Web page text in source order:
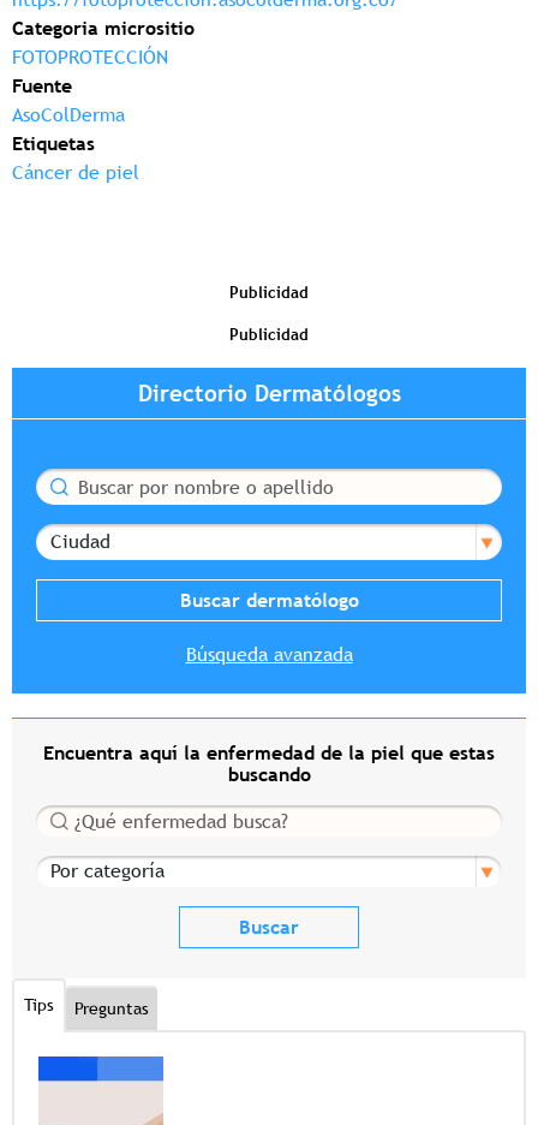
Categoria micrositio
FOTOPROTECCIÓN
Fuente
AsoColDerma
Etiquetas
Cáncer de piel
Publicidad
Publicidad
Directorio Dermatólogos
Buscar
Ciudad
Búsqueda avanzada
Encuentra aquí la enfermedad de la piel que estas
buscando
Buscar
Por categoría
Tips Preguntas